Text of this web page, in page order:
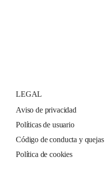
LEGAL
Aviso de privacidad
Políticas de usuario
Código de conducta y quejas
Política de cookies